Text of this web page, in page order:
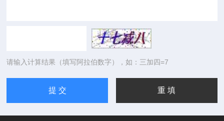
请输入计算结果（填写阿拉伯数字），如：三加四=7